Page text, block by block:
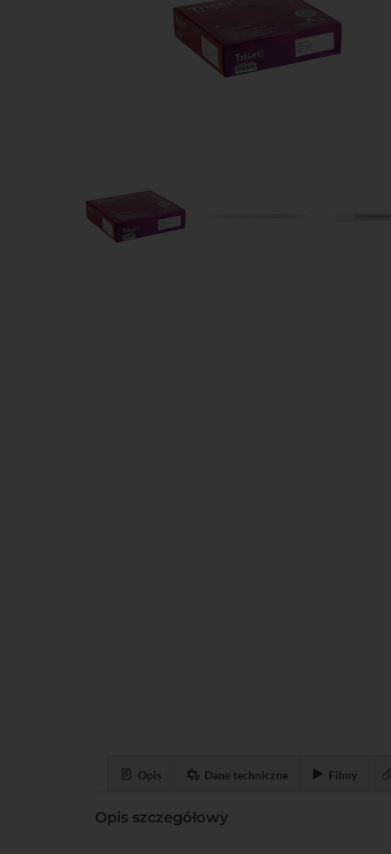
Opis Dane techniczne Filmy
Opis szczegółowy